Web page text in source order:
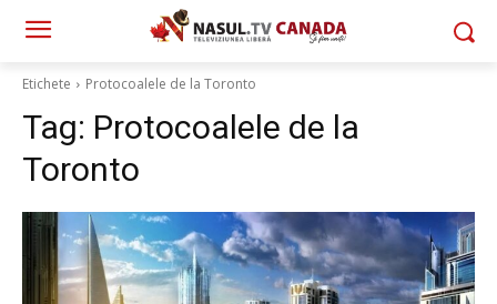
Etichete Protocoalele de la Toronto
Tag: Protocoalele de la
Toronto